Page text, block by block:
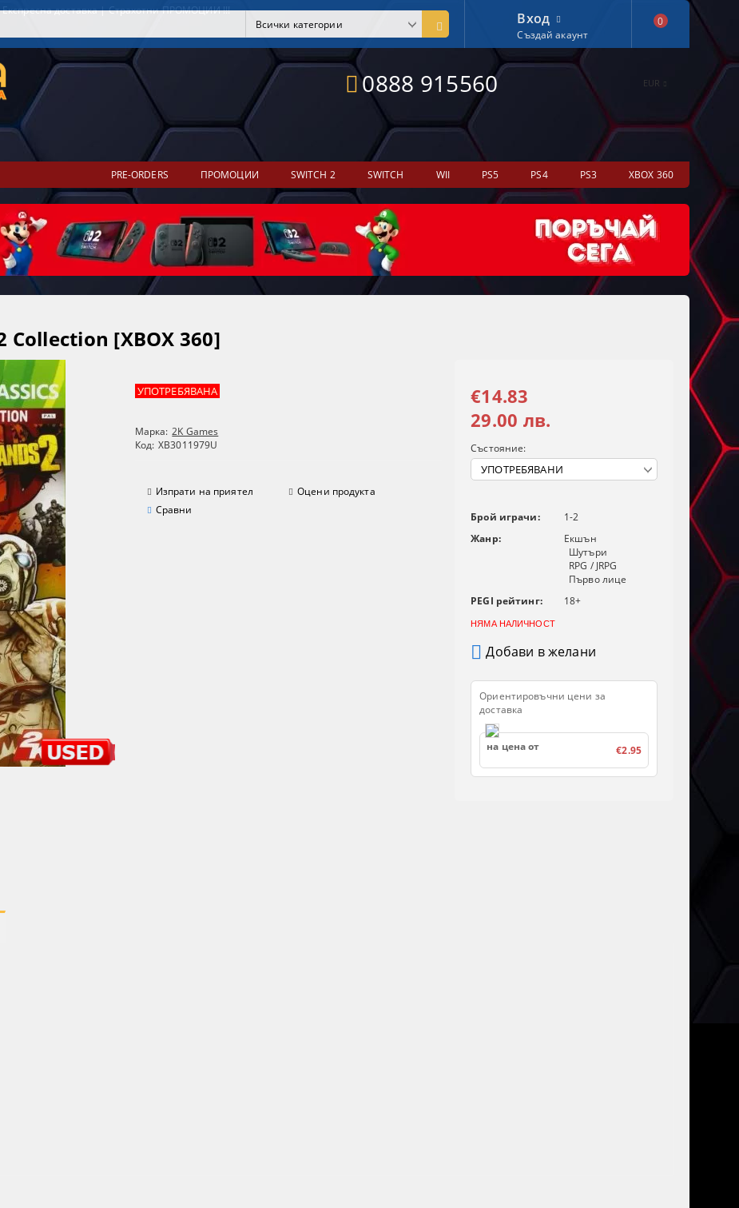
доставка | Страхотни ПРОМОЦИИ !!!
0888 915560 EUR
Вход
Създай акаунт
0
PRE-ORDERS ПРОМОЦИИ SWITCH 2 SWITCH WII PS5 PS4 PS3 XBOX 360
[XBOX 360]
УПОТРЕБЯВАНА
Марка: 2K Games
Код: XB3011979U
Изпрати на приятел
Оцени продукта
Сравни
€14.83
29.00 лв.
Състояние:
Брой играчи:
1-2
Жанр:
Екшън
Шутъри
RPG / JRPG
Първо лице
PEGI рейтинг:
18+
НЯМА НАЛИЧНОСТ
Добави в желани
Ориентировъчни цени за
доставка
на цена от €2.95